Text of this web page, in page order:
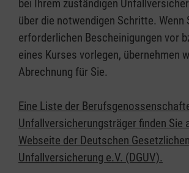
bei Ihrem zuständigen
über die notwendigen Schritte. Wenn
erforderlichen Bescheinigungen vor
eines Kurses vorlegen, übernehmen
Abrechnung für Sie.
Eine Liste der
Unfallversicherungsträger finden Sie
Webseite der Deutschen Gesetzlichen
Unfallversicherung e.V. (DGUV).